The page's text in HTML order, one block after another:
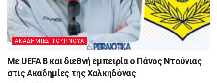
ΑΚΑΔΗΜΙΕΣ-ΤΟΥΡΝΟΥΑ
Με UEFA B και διεθνή εμπειρία ο Πάνος Ντούνιας
στις Ακαδημίες της Χαλκηδόνας